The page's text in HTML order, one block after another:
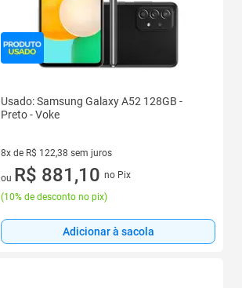
Usado: Samsung Galaxy A52 128GB -
Preto - Voke
8x de R$ 122,38 sem juros
8 vez de R$ 122,38 sem juros
ou R$ 881,10 no Pix
(10% de desconto no pix)
Adicionar à sacola